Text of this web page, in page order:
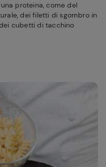
proteina, come del
dei filetti di sgombro in
cubetti di tacchino